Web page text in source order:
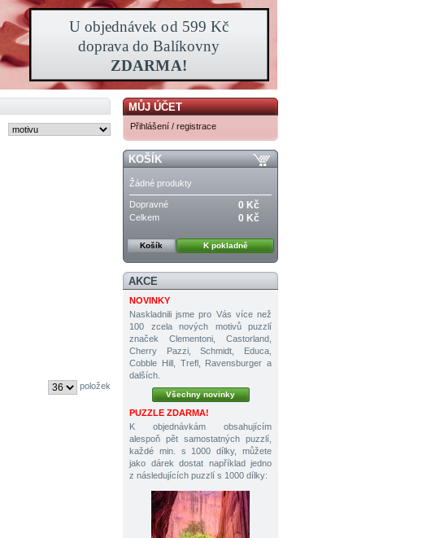
položek
MŮJ ÚČET
Přihlášení / registrace
KOŠÍK
Žádné produkty
Dopravné 0 Kč
Celkem 0 Kč
Košík K pokladně
AKCE
NOVINKY
Naskladnili jsme pro Vás více než
100 zcela nových motivů puzzlí
značek Clementoni, Castorland,
Cherry Pazzi, Schmidt, Educa,
Cobble Hill, Trefl, Ravensburger a
dalších.
Všechny novinky
PUZZLE ZDARMA!
K objednávkám obsahujícím
alespoň pět samostatných puzzlí,
každé min. s 1000 dílky, můžete
jako dárek dostat například jedno
z následujících puzzlí s 1000 dílky: